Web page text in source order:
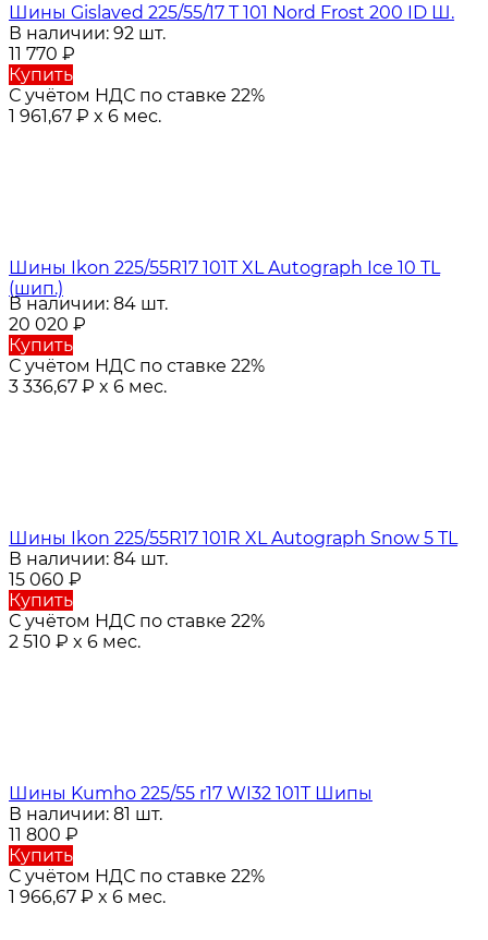
Шины Gislaved 225/55/17 T 101 Nord Frost 200 ID Ш.
В наличии: 92 шт.
11 770 ₽
Купить
С учётом НДС по ставке 22%
1 961,67 ₽ x 6 мес.
Шины Ikon 225/55R17 101T XL Autograph Ice 10 TL
(шип.)
В наличии: 84 шт.
20 020 ₽
Купить
С учётом НДС по ставке 22%
3 336,67 ₽ x 6 мес.
Шины Ikon 225/55R17 101R XL Autograph Snow 5 TL
В наличии: 84 шт.
15 060 ₽
Купить
С учётом НДС по ставке 22%
2 510 ₽ x 6 мес.
Шины Kumho 225/55 r17 WI32 101T Шипы
В наличии: 81 шт.
11 800 ₽
Купить
С учётом НДС по ставке 22%
1 966,67 ₽ x 6 мес.